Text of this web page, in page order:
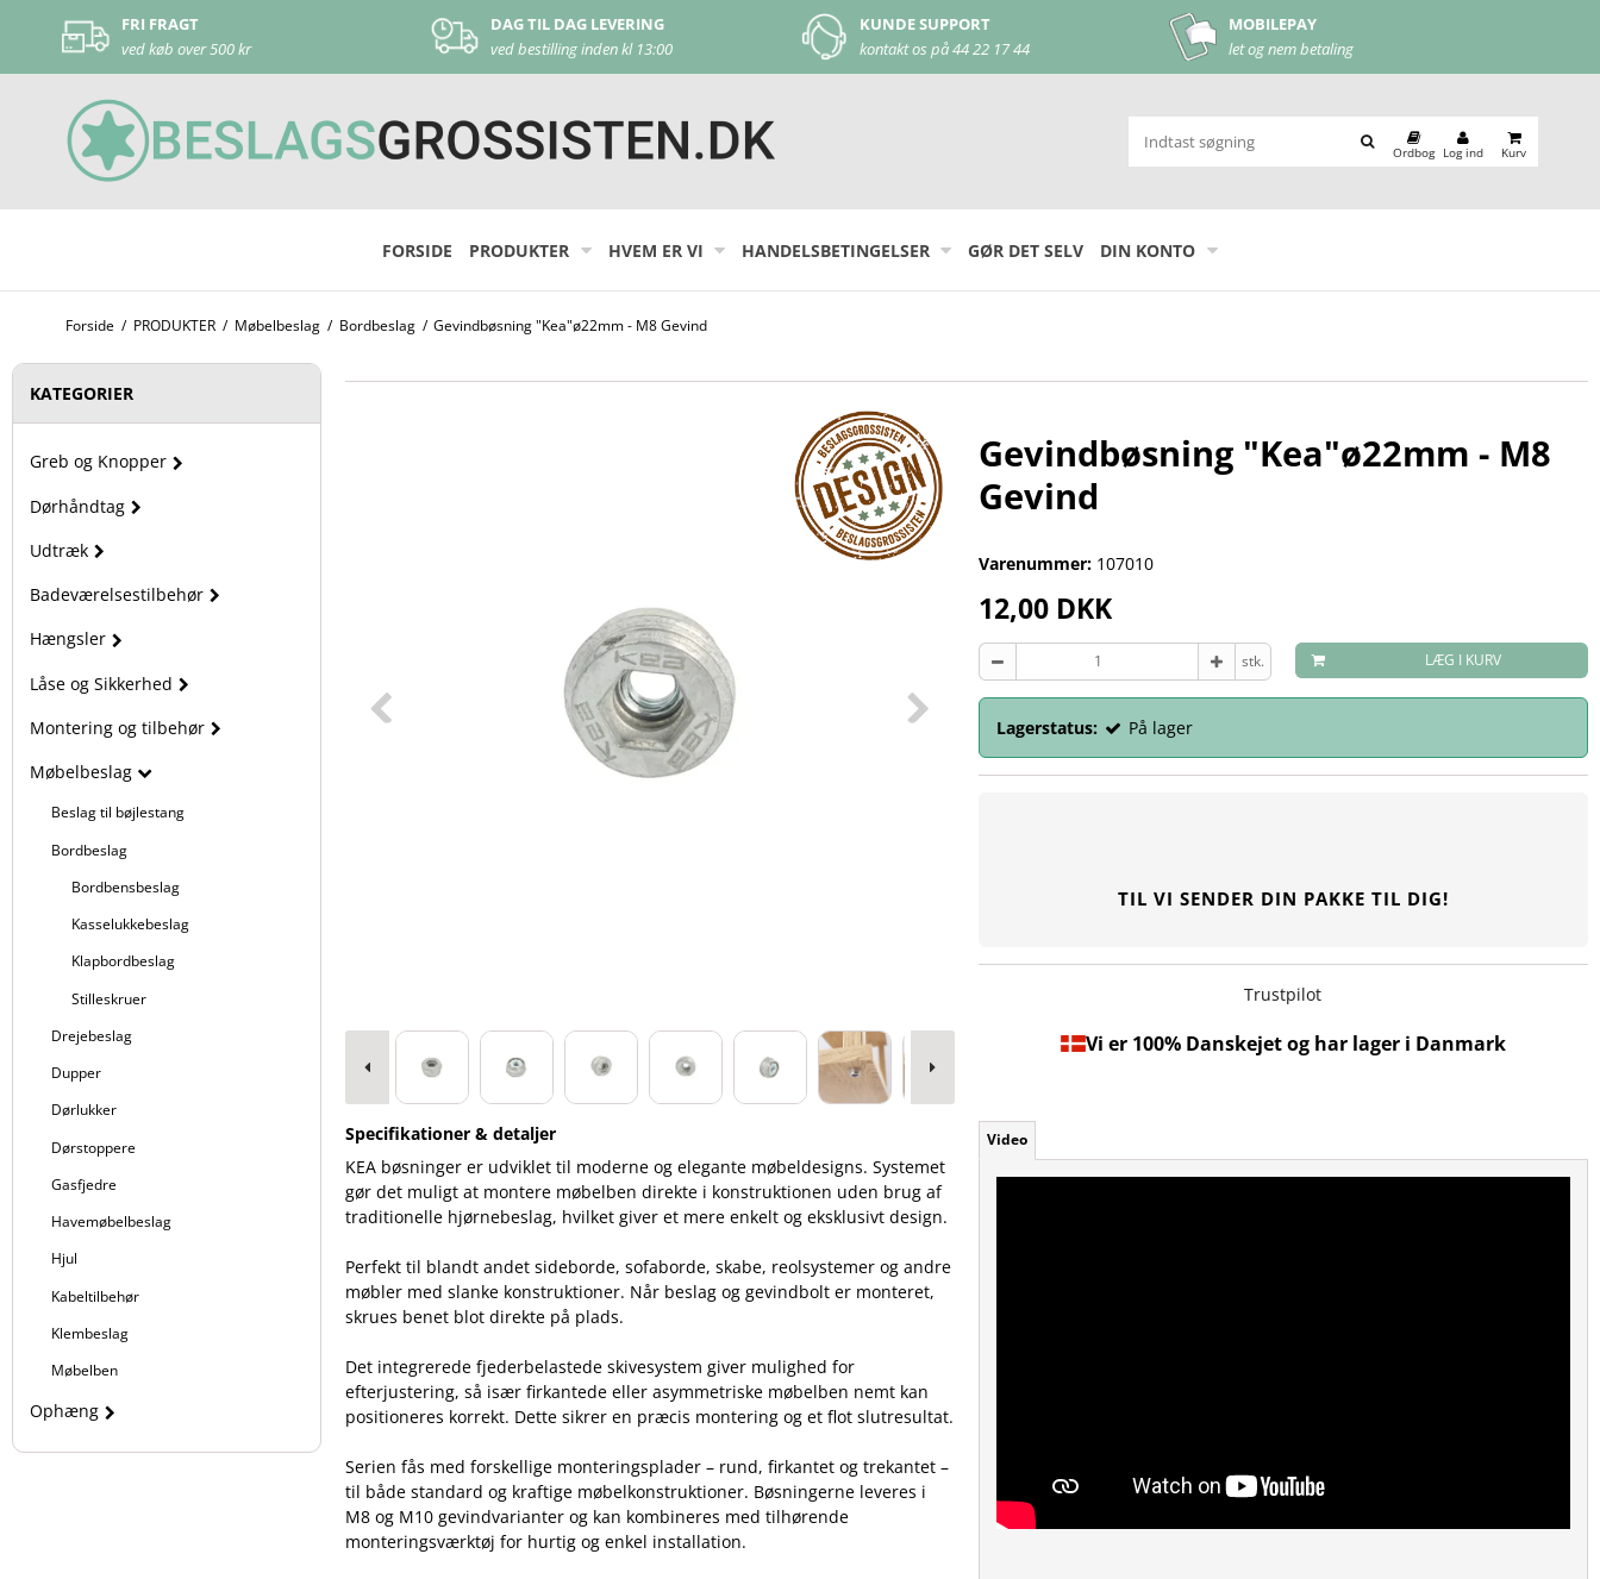
DAG TIL DAG LEVERING
ved bestilling inden kl 13:00
kontakt os på
44 22 17 44
Ordbog Log ind Kurv
FORSIDE PRODUKTER HVEM ER VI HANDELSBETINGELSER GØR DET SELV DIN KONTO
Forside / PRODUKTER / Møbelbeslag / Bordbeslag / Gevindbøsning "Kea"ø22mm - M8 Gevind
KATEGORIER
Greb og Knopper
Dørhåndtag
Udtræk
Badeværelsestilbehør
Hængsler
Låse og Sikkerhed
Montering og tilbehør
Møbelbeslag
Beslag til bøjlestang
Bordbeslag
Bordbensbeslag
Kasselukkebeslag
Klapbordbeslag
Stilleskruer
Drejebeslag
Dupper
Dørlukker
Dørstoppere
Gasfjedre
Havemøbelbeslag
Hjul
Kabeltilbehør
Klembeslag
Møbelben
Ophæng
Gevindbøsning "Kea"ø22mm - M8
Gevind
Varenummer: 107010
12,00 DKK
stk. LÆG I KURV
Lagerstatus: På lager
TIL VI SENDER DIN PAKKE TIL DIG!
Trustpilot
Vi er 100% Danskejet og har lager i Danmark
Specifikationer & detaljer
KEA bøsninger er udviklet til moderne og elegante møbeldesigns. Systemet
gør det muligt at montere møbelben direkte i konstruktionen uden brug af
traditionelle hjørnebeslag, hvilket giver et mere enkelt og eksklusivt design.
Perfekt til blandt andet sideborde, sofaborde, skabe, reolsystemer og andre
møbler med slanke konstruktioner. Når beslag og gevindbolt er monteret,
skrues benet blot direkte på plads.
Det integrerede fjederbelastede skivesystem giver mulighed for
efterjustering, så især firkantede eller asymmetriske møbelben nemt kan
positioneres korrekt. Dette sikrer en præcis montering og et flot slutresultat.
Serien fås med forskellige monteringsplader – rund, firkantet og trekantet –
til både standard og kraftige møbelkonstruktioner. Bøsningerne leveres i
M8 og M10 gevindvarianter og kan kombineres med tilhørende
monteringsværktøj for hurtig og enkel installation.
Video